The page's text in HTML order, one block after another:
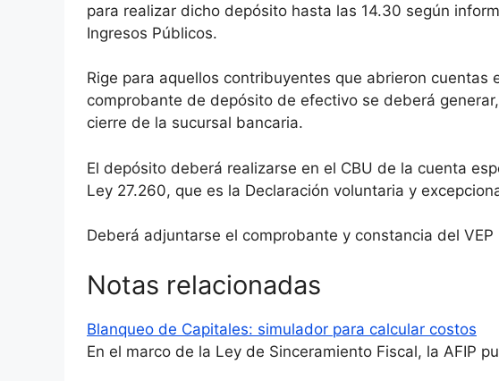
para realizar dicho depósito hasta las 14.30 según
Ingresos Públicos.
Rige para aquellos contribuyentes que abrieron cuentas
comprobante de depósito de efectivo se deberá
cierre de la sucursal bancaria.
El depósito deberá realizarse en el CBU de la cuenta
Ley 27.260, que es la Declaración voluntaria y
Deberá adjuntarse el comprobante y constancia del
Notas relacionadas
Blanqueo de Capitales: simulador para calcular costos
En el marco de la Ley de Sinceramiento Fiscal, la AFIP